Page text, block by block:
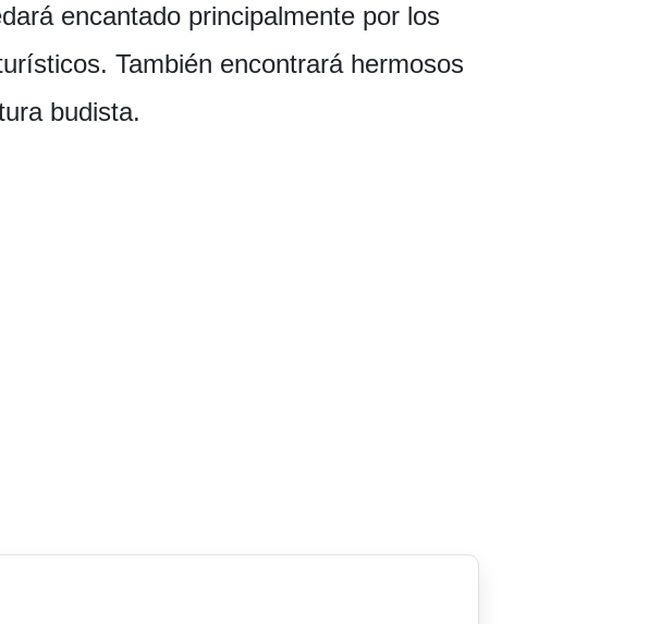
encantado principalmente por los
También encontrará hermosos
budista.